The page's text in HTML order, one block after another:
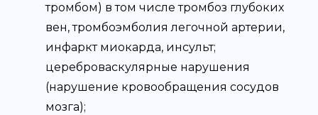
тромбом) в том числе тромбоз глубоких
вен, тромбоэмболия легочной артерии,
инфаркт миокарда, инсульт;
цереброваскулярные нарушения
(нарушение кровообращения сосудов
мозга);